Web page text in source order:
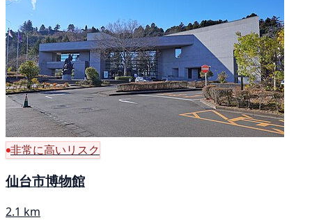
非常に高いリスク
仙台市博物館
2.1 km